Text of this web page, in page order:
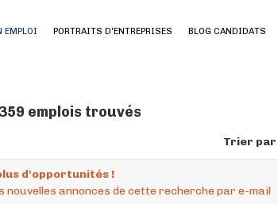
EMPLOI PORTRAITS D'ENTREPRISES BLOG CANDIDATS
emplois trouvés
Trier par
d'opportunités !
nouvelles annonces de cette recherche par e-mail